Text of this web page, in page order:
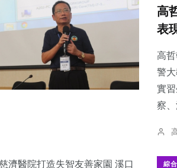
高
表
高
警
實
察
綜